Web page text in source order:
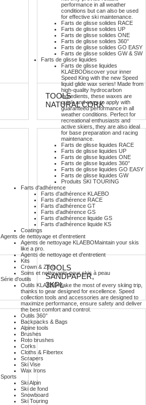
performance in all weather
conditions but can also be used
for effective ski maintenance.
Farts de glisse solides RACE
Farts de glisse solides UP
Farts de glisse solides ONE
Farts de glisse solides 360°
Farts de glisse solides GO EASY
Farts de glisse solides GW & SW
Farts de glisse liquides
Farts de glisse liquides
KLAEBODiscover your inner
Speed King with the new Speed
liquid glide wax series! Made from
high-quality hydrocarbon
ingredients, these waxes are
quick and easy to apply with
guaranteed performance in all
weather conditions. Perfect for
recreational enthusiasts and
active skiers, they are also ideal
for base preparation and racing
maintenance.
Farts de glisse liquides RACE
Farts de glisse liquides UP
Farts de glisse liquides ONE
Farts de glisse liquides 360°
Farts de glisse liquides GO EASY
Farts de glisse liquides GW
Produits SKI TOURING
Farts d'adhérence
Farts d'adhérence KLAEBO
Farts d'adhérence RACE
Farts d'adhérence GT
Farts d'adhérence GS
Farts d'adhérence liquide GS
Farts d'adhérence liquide KS
Coatings
Agents de nettoyage et d'entretient
Agents de nettoyage KLAEBOMaintain your skis
like a pro.
Agents de nettoyage et d'entretient
Kits
Crown & Zero
Soins et nettoyants pour skis à peau
Série d'outils
Outils KLAEBOMake the most of every skiing trip,
thanks to gear designed for excellence. Speed
collection tools and accessories are designed to
maximize performance, ensure safety and deliver
the best comfort and control.
Outils 360°
Backpacks & Bags
Alpine tools
Brushes
Roto brushes
Corks
Cloths & Fibertex
Scrapers
Ski Vise
Wax Irons
Sports
Ski Alpin
Ski de fond
Snowboard
Ski Touring
TOOLS
NATURAL CORK
TOOLS
SANDPAPER,
3KPL